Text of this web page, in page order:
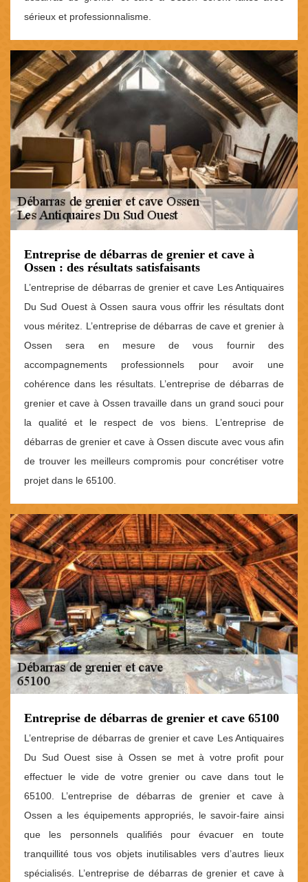
sérieux et professionnalisme.
Entreprise de débarras de grenier et cave à
Ossen : des résultats satisfaisants
L’entreprise de débarras de grenier et cave Les Antiquaires
Du Sud Ouest à Ossen saura vous offrir les résultats dont
vous méritez. L’entreprise de débarras de cave et grenier à
Ossen sera en mesure de vous fournir des
accompagnements professionnels pour avoir une
cohérence dans les résultats. L’entreprise de débarras de
grenier et cave à Ossen travaille dans un grand souci pour
la qualité et le respect de vos biens. L’entreprise de
débarras de grenier et cave à Ossen discute avec vous afin
de trouver les meilleurs compromis pour concrétiser votre
projet dans le 65100.
Entreprise de débarras de grenier et cave 65100
L’entreprise de débarras de grenier et cave Les Antiquaires
Du Sud Ouest sise à Ossen se met à votre profit pour
effectuer le vide de votre grenier ou cave dans tout le
65100. L’entreprise de débarras de grenier et cave à
Ossen a les équipements appropriés, le savoir-faire ainsi
que les personnels qualifiés pour évacuer en toute
tranquillité tous vos objets inutilisables vers d’autres lieux
spécialisés. L’entreprise de débarras de grenier et cave à